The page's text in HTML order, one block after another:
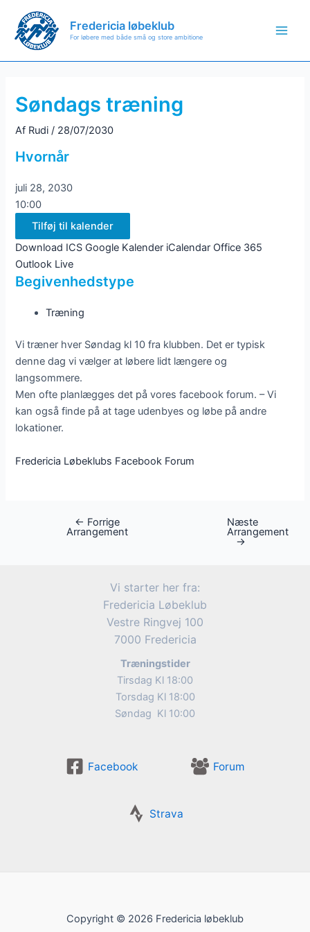
indholdet
Fredericia løbeklub
For løbere med både små og store ambitione
Søndags træning
Af Rudi/ 28/07/2030
Hvornår
juli 28, 2030
10:00
Tilføj til kalender
Download ICS Google Kalender iCalendar Office 365
Outlook Live
Begivenhedstype
Træning
Vi træner hver Søndag kl 10 fra klubben. Det er typisk
denne dag vi vælger at løbere lidt længere og
langsommere.
Men ofte planlægges det på vores facebook forum. – Vi
kan også finde på at tage udenbyes og løbe på andre
lokationer.
Fredericia Løbeklubs Facebook Forum
navigation
← Forrige
Arrangement
Næste
Arrangement
→
Vi starter her fra:
Fredericia Løbeklub
Vestre Ringvej 100
7000 Fredericia
Træningstider
Tirsdag Kl 18:00
Torsdag Kl 18:00
Søndag Kl 10:00
Facebook Forum
Strava
Copyright © 2026 Fredericia løbeklub